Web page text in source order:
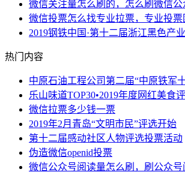
微信关注量怎么刷的，怎么刷微信
微信投票怎么找专业拉票，专业投票
2019钢铁中国·第十二届浙江黑色产
热门内容
中原石油工程公司第二届“中原铁军
乐山味道TOP30•2019年度网红美食
微信拉票多少钱一票
2019年2月青岛“文明市民”评选开始
第十二届感动社区人物评选投票活动
伪造微信openid投票
微信公众号阅读量怎么刷，刷公众